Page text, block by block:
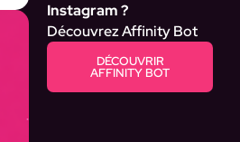
Instagram ?
Découvrez Affinity Bot
DÉCOUVRIR
AFFINITY BOT